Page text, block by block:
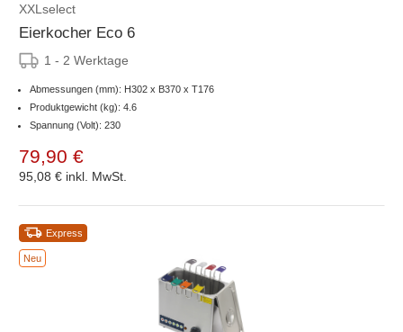
XXLselect
Eierkocher Eco 6
1 - 2 Werktage
Abmessungen (mm): H302 x B370 x T176
Produktgewicht (kg): 4.6
Spannung (Volt): 230
79,90 €
95,08 € inkl. MwSt.
Express
Neu